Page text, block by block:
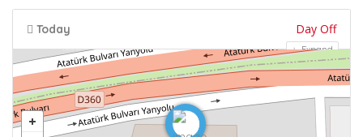
Today Day Off
Expand